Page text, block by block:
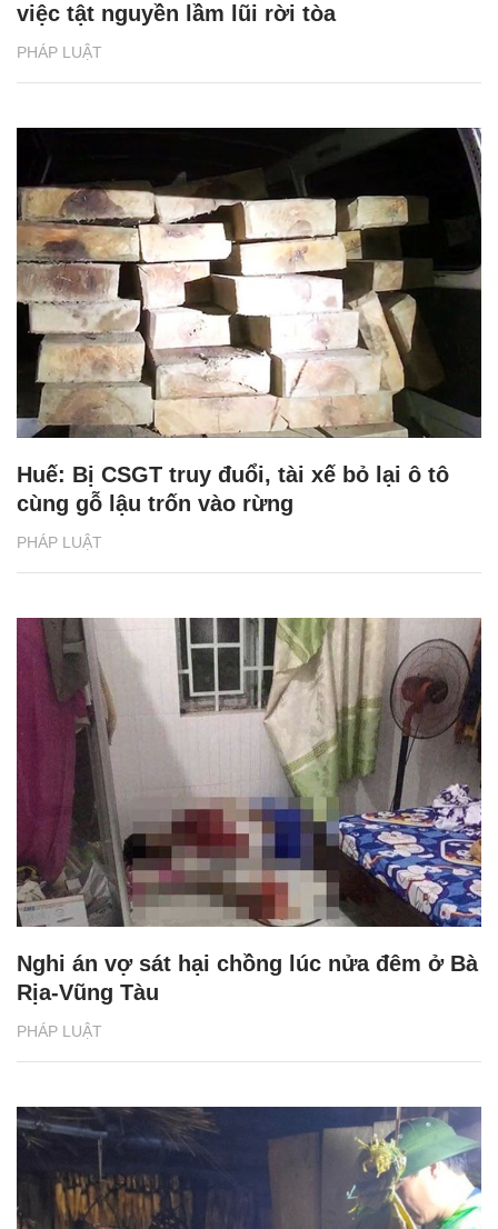
PHÁP LUẬT
việc tật nguyền lầm lũi rời tòa
PHÁP LUẬT
Huế: Bị CSGT truy đuổi, tài xế bỏ lại ô tô
cùng gỗ lậu trốn vào rừng
PHÁP LUẬT
Nghi án vợ sát hại chồng lúc nửa đêm ở Bà
Rịa-Vũng Tàu